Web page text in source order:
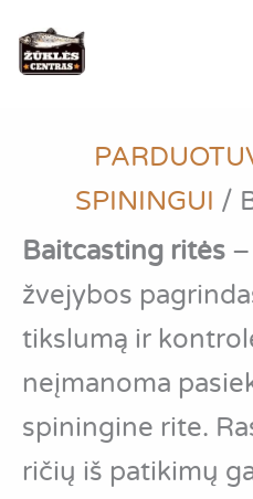
prie
turinio
SPININGUI /
Baitcasting ritės
žvejybos
tikslumą ir
neįmanoma
spiningine rite.
ričių iš patikimų